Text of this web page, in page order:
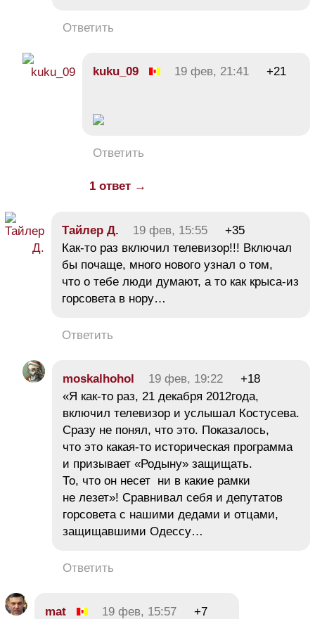
Ответить
kuku_09 19 фев, 21:41 +21
Ответить
1 ответ →
Тайлер Д. 19 фев, 15:55
+35
Как-то раз включил телевизор!!! Включал
бы почаще, много нового узнал о том,
что о тебе люди думают, а то как крыса-из
горсовета в нору…
Ответить
moskalhohol 19 фев, 19:22
+18
«Я как-то раз, 21 декабря 2012года,
включил телевизор и услышал Костусева.
Сразу не понял, что это. Показалось,
что это какая-то историческая программа
и призывает «Родыну» защищать.
То, что он несет ни в какие рамки
не лезет»! Сравнивал себя и депутатов
горсовета с нашими дедами и отцами,
защищавшими Одессу…
Ответить
mat 19 фев, 15:57
+7